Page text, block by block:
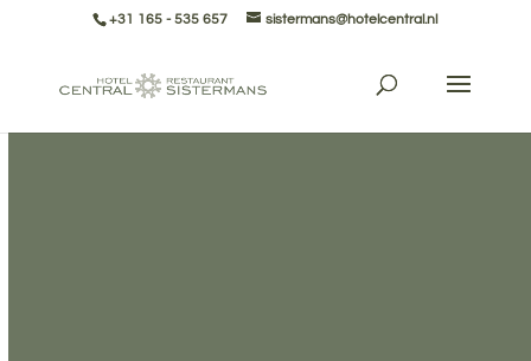
+31 165 - 535 657 sistermans@hotelcentral.nl